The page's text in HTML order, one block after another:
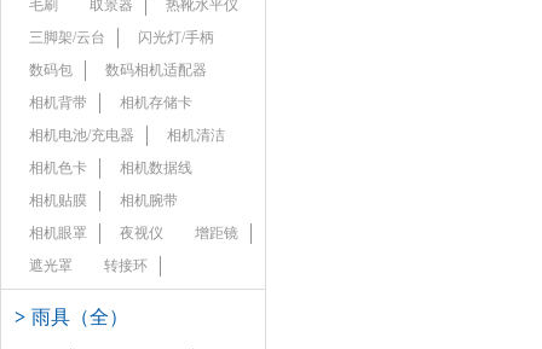
毛刷
取景器
热靴水平仪
三脚架/云台
闪光灯/手柄
数码包
数码相机适配器
相机背带
相机存储卡
相机电池/充电器
相机清洁
相机色卡
相机数据线
相机贴膜
相机腕带
相机眼罩
夜视仪
增距镜
遮光罩
转接环
> 雨具（全）